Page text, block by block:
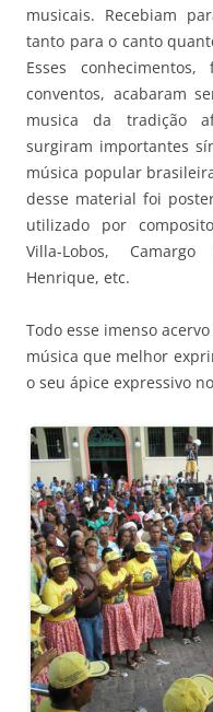
musicais. Recebiam
tanto para o canto
Esses
conventos, acabaram
musica da tradição
surgiram importantes
música popular
desse material foi
utilizado por
Villa-Lobos,
Henrique, etc.
Todo esse imenso
música que melhor
o seu ápice expressivo